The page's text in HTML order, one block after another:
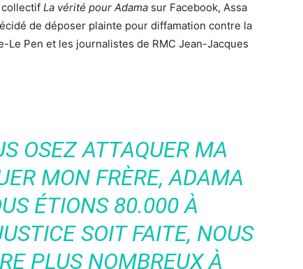
collectif La vérité pour Adama sur Facebook, Assa
de déposer plainte pour diffamation contre la
Le Pen et les journalistes de RMC Jean-Jacques
OSEZ ATTAQUER MA
MON FRÈRE, ADAMA
ÉTIONS 80.000 À
SOIT FAITE, NOUS
PLUS NOMBREUX À